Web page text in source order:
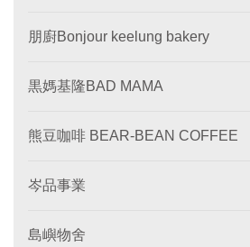
朋廚Bonjour keelung bakery
黒媽基隆BAD MAMA
熊豆咖啡 BEAR-BEAN COFFEE
岑品事業
島嶼物舍